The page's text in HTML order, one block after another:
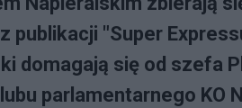
publikacji "Super
domagają się od szefa
parlamentarnego KO